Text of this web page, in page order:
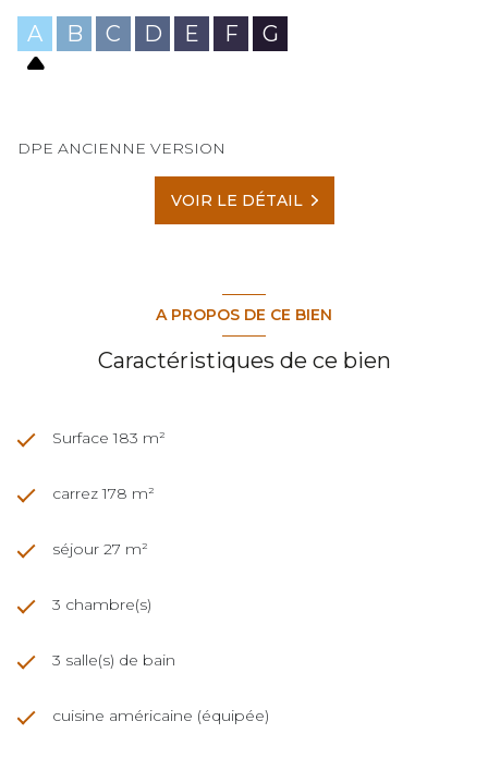
A B C D E F G
DPE ANCIENNE VERSION
VOIR LE DÉTAIL
A PROPOS DE CE BIEN
Caractéristiques de ce bien
Surface 183 m²
carrez 178 m²
séjour 27 m²
3 chambre(s)
3 salle(s) de bain
cuisine américaine (équipée)